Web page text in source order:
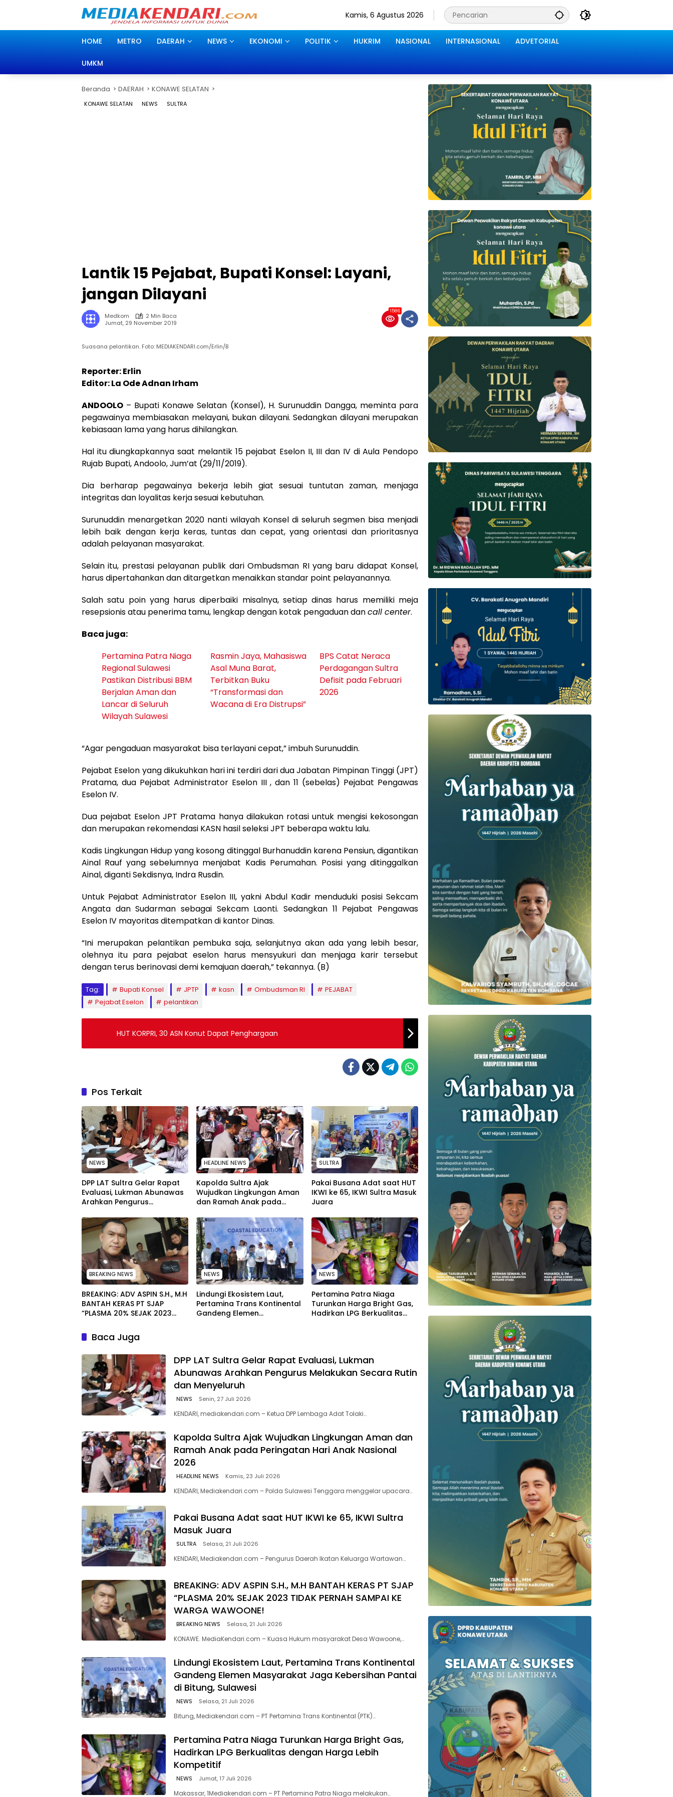
Kamis, 6 Agustus 2026
HOME METRO DAERAH NEWS EKONOMI POLITIK HUKRIM NASIONAL INTERNASIONAL ADVETORIAL
UMKM
Beranda DAERAH KONAWE SELATAN
KONAWE SELATAN NEWS SULTRA
Lantik 15 Pejabat, Bupati Konsel: Layani,
jangan Dilayani
Medkom
2 Min Baca
Jumat, 29 November 2019
1586
Suasana pelantikan. Foto: MEDIAKENDARI.com/Erlin/B
Reporter: Erlin
Editor: La Ode Adnan Irham
ANDOOLO – Bupati Konawe Selatan (Konsel), H. Surunuddin Dangga, meminta para
pegawainya membiasakan melayani, bukan dilayani. Sedangkan dilayani merupakan
kebiasaan lama yang harus dihilangkan.
Hal itu diungkapkannya saat melantik 15 pejabat Eselon II, III dan IV di Aula Pendopo
Rujab Bupati, Andoolo, Jum’at (29/11/2019).
Dia berharap pegawainya bekerja lebih giat sesuai tuntutan zaman, menjaga
integritas dan loyalitas kerja sesuai kebutuhan.
Surunuddin menargetkan 2020 nanti wilayah Konsel di seluruh segmen bisa menjadi
lebih baik dengan kerja keras, tuntas dan cepat, yang orientasi dan prioritasnya
adalah pelayanan masyarakat.
Selain itu, prestasi pelayanan publik dari Ombudsman RI yang baru didapat Konsel,
harus dipertahankan dan ditargetkan menaikkan standar point pelayanannya.
Salah satu poin yang harus diperbaiki misalnya, setiap dinas harus memiliki meja
resepsionis atau penerima tamu, lengkap dengan kotak pengaduan dancall center.
Baca juga:
Pertamina Patra Niaga
Regional Sulawesi
Pastikan Distribusi BBM
Berjalan Aman dan
Lancar di Seluruh
Wilayah Sulawesi
Rasmin Jaya, Mahasiswa
Asal Muna Barat,
Terbitkan Buku
“Transformasi dan
Wacana di Era Distrupsi”
BPS Catat Neraca
Perdagangan Sultra
Defisit pada Februari
2026
“Agar pengaduan masyarakat bisa terlayani cepat,” imbuh Surunuddin.
Pejabat Eselon yang dikukuhkan hari ini terdiri dari dua Jabatan Pimpinan Tinggi (JPT)
Pratama, dua Pejabat Administrator Eselon III , dan 11 (sebelas) Pejabat Pengawas
Eselon IV.
Dua pejabat Eselon JPT Pratama hanya dilakukan rotasi untuk mengisi kekosongan
dan merupakan rekomendasi KASN hasil seleksi JPT beberapa waktu lalu.
Kadis Lingkungan Hidup yang kosong ditinggal Burhanuddin karena Pensiun, digantikan
Ainal Rauf yang sebelumnya menjabat Kadis Perumahan. Posisi yang ditinggalkan
Ainal, diganti Sekdisnya, Indra Rusdin.
Untuk Pejabat Administrator Eselon III, yakni Abdul Kadir menduduki posisi Sekcam
Angata dan Sudarman sebagai Sekcam Laonti. Sedangkan 11 Pejabat Pengawas
Eselon IV mayoritas ditempatkan di kantor Dinas.
“Ini merupakan pelantikan pembuka saja, selanjutnya akan ada yang lebih besar,
olehnya itu para pejabat eselon harus mensyukuri dan menjaga karir tersebut
dengan terus berinovasi demi kemajuan daerah,” tekannya. (B)
Tag: Bupati Konsel JPTP kasn Ombudsman RI
PEJABAT
Pejabat Eselon
pelantikan
HUT KORPRI, 30 ASN Konut Dapat Penghargaan
Pos Terkait
NEWS
‎DPP LAT Sultra Gelar Rapat
Evaluasi, Lukman Abunawas
Arahkan Pengurus
Menyeluruh
HEADLINE NEWS
Kapolda Sultra Ajak
Wujudkan Lingkungan Aman
dan Ramah Anak pada
Nasional 2026
SULTRA
Pakai Busana Adat saat HUT
IKWI ke 65, IKWI Sultra Masuk
Juara
BREAKING NEWS
BREAKING: ADV ASPIN S.H., M.H
BANTAH KERAS PT SJAP
“PLASMA 20% SEJAK 2023
WARGA WAWOONE!
NEWS
Lindungi Ekosistem Laut,
Pertamina Trans Kontinental
Gandeng Elemen
NEWS
Pertamina Patra Niaga
Turunkan Harga Bright Gas,
Hadirkan LPG Berkualitas
Baca Juga
‎DPP LAT Sultra Gelar Rapat Evaluasi, Lukman
Abunawas Arahkan Pengurus Melakukan Secara Rutin
dan Menyeluruh
NEWS Senin, 27 Juli 2026
KENDARI, mediakendari.com – Ketua DPP Lembaga Adat Tolaki…
Kapolda Sultra Ajak Wujudkan Lingkungan Aman dan
Ramah Anak pada Peringatan Hari Anak Nasional
2026
HEADLINE NEWS Kamis, 23 Juli 2026
KENDARI, Mediakendari.com – Polda Sulawesi Tenggara menggelar upacara…
Pakai Busana Adat saat HUT IKWI ke 65, IKWI Sultra
Masuk Juara
SULTRA Selasa, 21 Juli 2026
KENDARI, Mediakendari.com – Pengurus Daerah Ikatan Keluarga Wartawan…
BREAKING: ADV ASPIN S.H., M.H BANTAH KERAS PT SJAP
“PLASMA 20% SEJAK 2023 TIDAK PERNAH SAMPAI KE
WARGA WAWOONE!
BREAKING NEWS Selasa, 21 Juli 2026
KONAWE. MediaKendari.com – Kuasa Hukum masyarakat Desa Wawoone,…
Lindungi Ekosistem Laut, Pertamina Trans Kontinental
Gandeng Elemen Masyarakat Jaga Kebersihan Pantai
di Bitung, Sulawesi
NEWS Selasa, 21 Juli 2026
Bitung, Mediakendari.com – PT Pertamina Trans Kontinental (PTK)…
Pertamina Patra Niaga Turunkan Harga Bright Gas,
Hadirkan LPG Berkualitas dengan Harga Lebih
Kompetitif
NEWS Jumat, 17 Juli 2026
Makassar, 1Mediakendari.com – PT Pertamina Patra Niaga melakukan…